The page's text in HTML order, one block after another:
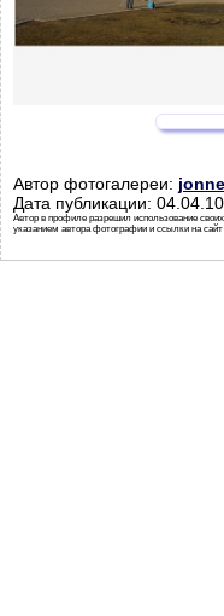
Автор фотогалереи:
Дата публикации: 04.04.10
Автор в профиле разрешил использование
указанием автора фотографии и ссылки на